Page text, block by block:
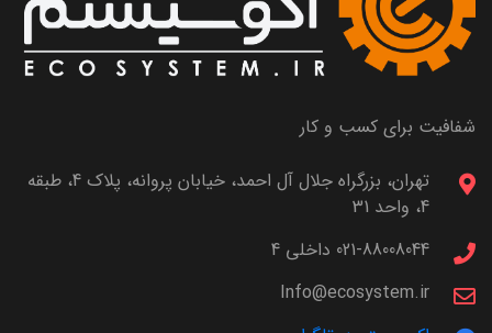
شفافیت برای کسب و کار
تهران، بزرگراه جلال آل احمد، خیابان پروانه، پلاک 4، طبقه
4، واحد 31
021-88008044 داخلی 4
Info@ecosystem.ir